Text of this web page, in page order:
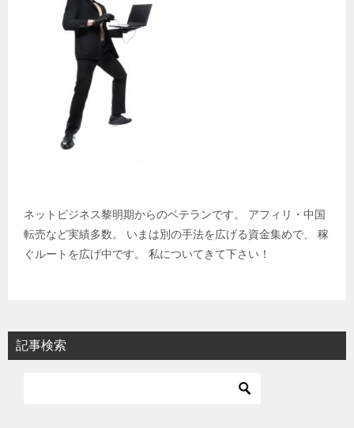
ネットビジネス黎明期からのベテランです。 アフィリ・中国
転売など実績多数。 いまは別の手法を広げる資金集めで、 稼
ぐルートを広げ中です。 私についてきて下さい！
記事検索